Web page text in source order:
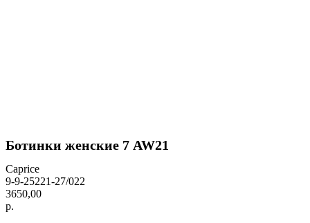
Ботинки женские 7 AW21
Caprice
9-9-25221-27/022
3650,00
р.